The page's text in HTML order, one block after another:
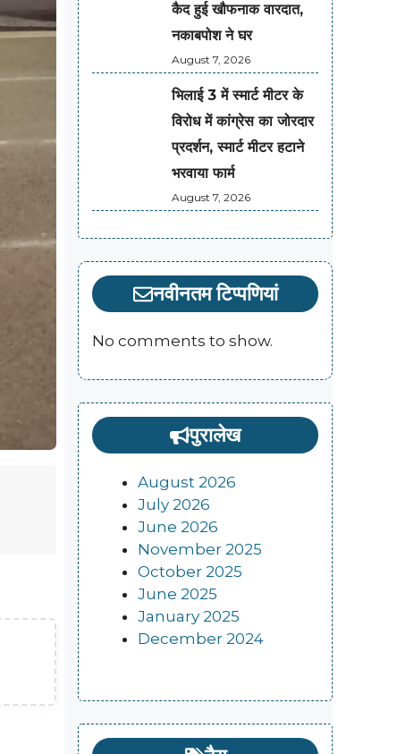
कैद हुई खौफनाक वारदात,
नकाबपोश ने घर
August 7, 2026
भिलाई 3 में स्मार्ट मीटर के
विरोध में कांग्रेस का जोरदार
प्रदर्शन, स्मार्ट मीटर हटाने
भरवाया फार्म
August 7, 2026
नवीनतम टिप्पणियां
No comments to show.
पुरालेख
August 2026
July 2026
June 2026
November 2025
October 2025
June 2025
January 2025
December 2024